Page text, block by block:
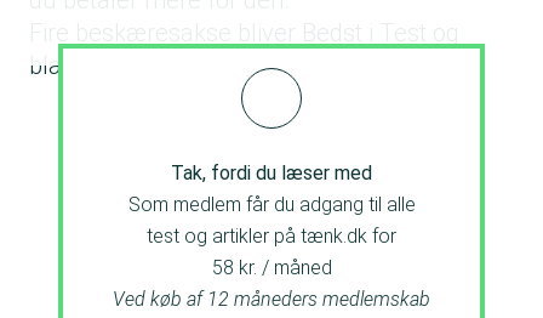
Fire beskæresakse bliver Bedst i Test og
blandt disse sakse er der stor prisforskel
Tak, fordi du læser med
Som medlem får du adgang til alle
test og artikler på tænk.dk for
58 kr. / måned
Ved køb af 12 måneders medlemskab